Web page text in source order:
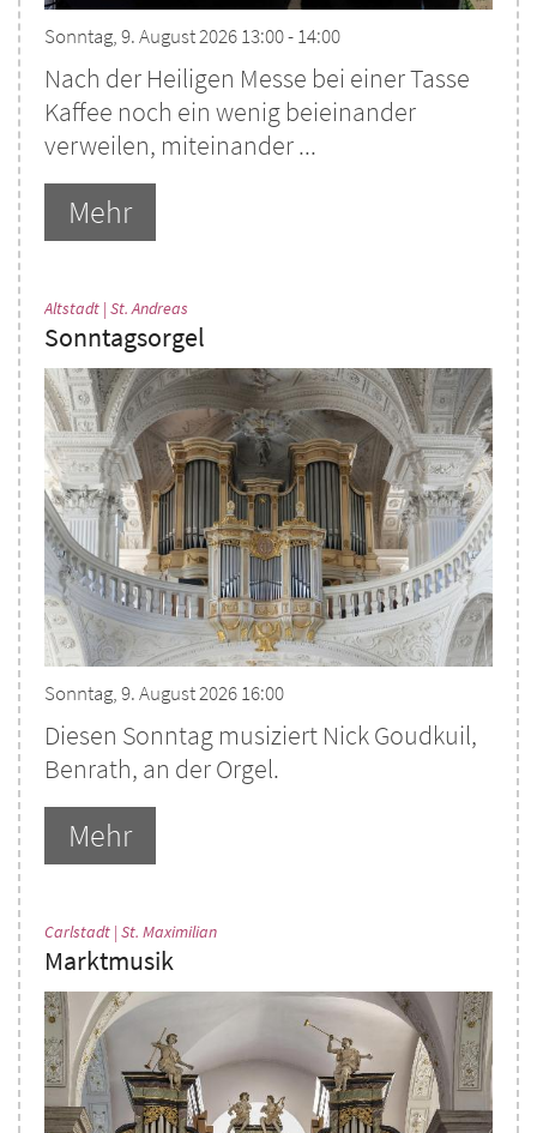
Sonntag, 9. August 2026 13:00 - 14:00
Nach der Heiligen Messe bei einer Tasse
Kaffee noch ein wenig beieinander
verweilen, miteinander ...
Mehr
Altstadt | St. Andreas
Sonntagsorgel
Sonntag, 9. August 2026 16:00
Diesen Sonntag musiziert Nick Goudkuil,
Benrath, an der Orgel.
Mehr
Carlstadt | St. Maximilian:
Marktmusik